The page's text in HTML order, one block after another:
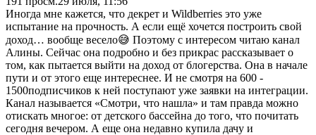
Иногда мне кажется, что декрет и Wildberries это уже
испытание на прочность. А если ещё хочется построить свой
доход… вообще весело😅 Поэтому с интересом читаю канал
Алины. Сейчас она подробно и без прикрас рассказывает о
том, как пытается выйти на доход от блогерства. Она в начале
пути и от этого еще интереснее. И не смотря на 600 -
1500подписчиков к ней поступают уже заявки на интеграции.
Канал называется «Смотри, что нашла» и там правда можно
отискать многое: от детского бассейна до того, что почитать
сегодня вечером. А еще она недавно купила дачу и